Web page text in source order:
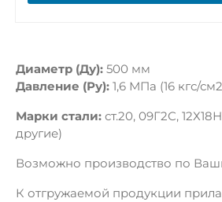
Диаметр (Ду): 500 мм
Давление (Ру): 1,6 МПа (16 кгс/
Марки стали: ст.20, 09Г2С,
другие)
Возможно производство по
К отгружаемой продукции